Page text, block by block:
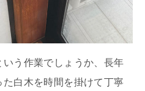
う作業でしょうか、長年
白木を時間を掛けて丁寧